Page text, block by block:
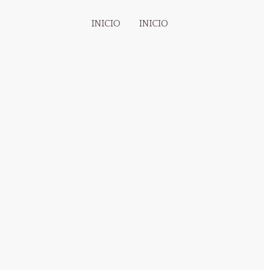
INICIO INICIO